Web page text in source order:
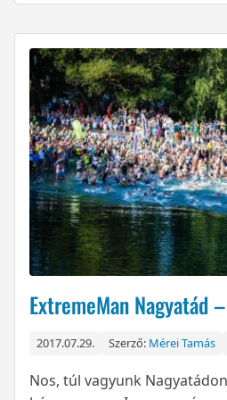
ExtremeMan Nagyatád
2017.07.29. Szerző: Mérei Tamás
Nos, túl vagyunk